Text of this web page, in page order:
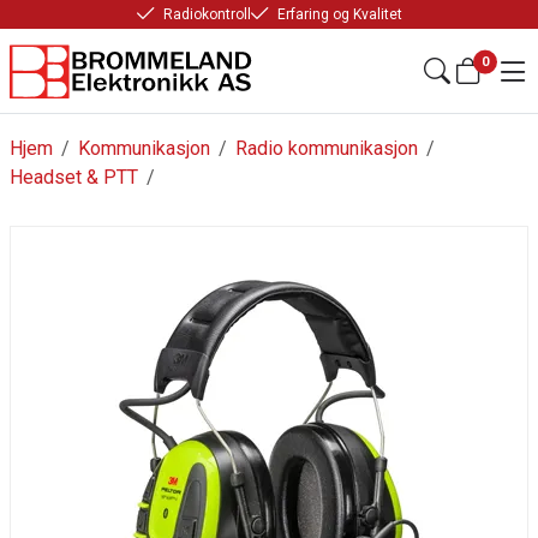
Radiokontroll Erfaring og Kvalitet
0
/
Hjem /
Kommunikasjon /
Radio kommunikasjon
/
Headset & PTT